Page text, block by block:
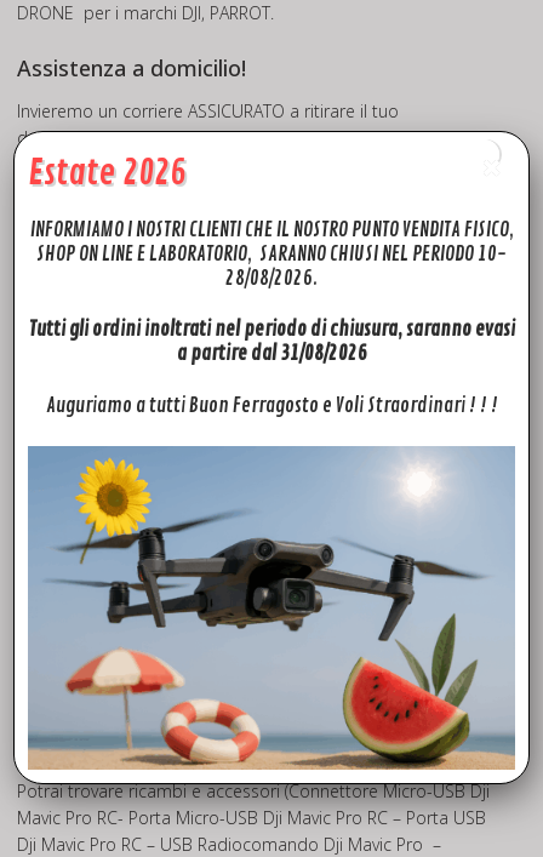
DRONE per i marchi DJI, PARROT.
Assistenza a domicilio!
Invieremo un corriere ASSICURATO a ritirare il tuo
drone/controller in seguito procederemo al controllo in
laboratorio e ad identificare le problematiche riscontrate. In
seguito i nostri tecnici specializzati provvederanno ad inviarti
un preventivo di spesa GRATUITO!!! Deciderai solo allora se
procedere o meno alla riparazione o revisione, altrimenti ti
invieremo indietro il tuo drone.
Scegli il nostro laboratorio per la riparazione del tuo drone,
siamo un Centro Assistenza Dji !
Per saperne di più, visita la pagina dedicata all’assistenza
Rivendita Ricambi DJI
Fly to Discover, azienda leader nel settore, oltre ad offrire un
impeccabile servizio di assistenza tecnica drone per i marchi
più quotati del mercato, mette a disposizione una vasta
scelta di ricambi originali DJI e Ricambi che potrai trovare in
pronta consegna quindi disponibili da SUBITO con spedizione
in tutta Europa in 24h.
Trova tutti i ricambi per tutti i modelli di drone
DJI
Potrai trovare ricambi e accessori (Connettore Micro-USB Dji
Mavic Pro RC- Porta Micro-USB Dji Mavic Pro RC – Porta USB
Dji Mavic Pro RC – USB Radiocomando Dji Mavic Pro –
Estate 2026
INFORMIAMO I NOSTRI CLIENTI CHE IL NOSTRO PUNTO VENDITA FISICO,
SHOP ON LINE E LABORATORIO, SARANNO CHIUSI NEL PERIODO 10-
28/08/2026.
Tutti gli ordini inoltrati nel periodo di chiusura, saranno evasi
a partire dal 31/08/2026
Auguriamo a tutti Buon Ferragosto e Voli Straordinari ! ! !